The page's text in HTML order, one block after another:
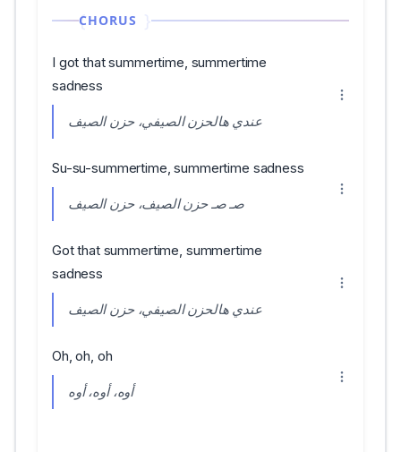
CHORUS
I got that summertime, summertime
sadness
عندي هالحزن الصيفي، حزن الصيف
Su-su-summertime, summertime sadness
صـ صـ حزن الصيف، حزن الصيف
Got that summertime, summertime
sadness
عندي هالحزن الصيفي، حزن الصيف
Oh, oh, oh
أوه، أوه، أوه